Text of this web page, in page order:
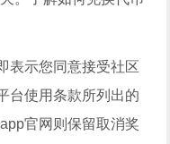
表示您同意接受社区
台使用条款所列出的
官网则保留取消奖